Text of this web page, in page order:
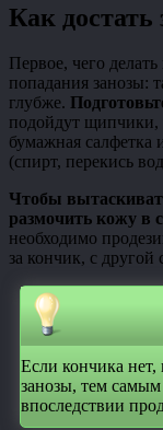
Как достать
Первое, чего делать
попадания занозы:
глубже.
подойдут щипчики,
бумажная
(спирт, перекись
Чтобы
размочить кожу в
необходимо
за кончик, с другой
Если кончика
занозы, тем
впоследствии